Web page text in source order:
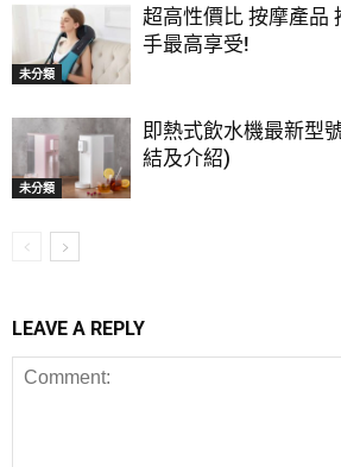
未分類
超高性價比 按摩產品
手最高享受!
未分類
即熱式飲水機最新型
結及介紹)
LEAVE A REPLY